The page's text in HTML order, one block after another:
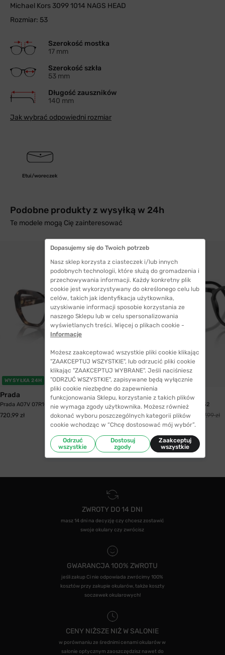
Michael Kors 3099 1014 NAGS HEAD
Rozmiar: 53
Szerokość mostka
17 mm
Szerokość szkła
53 mm
Długość zauszników
140 mm
Jak wybrać odpowiedni rozmiar
Etui/woreczek
Podobne produkty z wysyłką w 24h
Te modele mogą Cię zainteresować
WYSYŁKA 24H
Prada
Prada A07V 07R1O1 52
720,99 zł
WYSYŁKA 24H
Persol
Persol 3337V 95 52
582,99 zł 987,99 zł
ZWROTY DO 14 DNI
masz 14 dni na decyzję czy chcesz zostawić
swoje okulary czy zwrócisz
GWARANCJA 100% ZWROTU
jeśli zakup Ci nie odpowiada zwrócimy 100%
kosztów przy zakupie okularów, także koszty
soczewek okularowych!
CENY NIŻSZE NIŻ W SALONIE
w porównaniu ze średnimi cenami okularów w
salonie optycznym zaoszczędzisz nawet do
Dopasujemy się do Twoich potrzeb
Nasz sklep korzysta z ciasteczek i/lub innych
podobnych technologii, które służą do gromadzenia i
przechowywania informacji. Każdy konkretny plik
cookie jest wykorzystywany do określonego celu lub
celów, takich jak identyfikacja użytkownika,
uzyskiwanie informacji sposobie korzystania ze
naszego Sklepu lub w celu spersonalizowania
wyświetlanych treści. Więcej o plikach cookie -
Informacje
Możesz zaakceptować wszystkie pliki cookie klikając
"ZAAKCEPTUJ WSZYSTKIE", lub odrzucić pliki cookie
klikając "ZAAKCEPTUJ WYBRANE". Jeśli naciśniesz
"ODRZUĆ WSZYSTKIE", zapisywane będą wyłącznie
pliki cookie niezbędne do zapewnienia
funkcjonowania Sklepu, korzystanie z takich plików
nie wymaga zgody użytkownika. Możesz również
dokonać wyboru poszczególnych kategorii plików
cookie wchodząc w “Chcę dostosować mój wybór”.
Odrzuć
wszystkie
Dostosuj
zgody
Zaakceptuj
wszystkie